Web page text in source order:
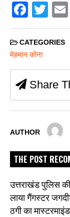
F
a
c
e
b
o
o
T
wi
tt
CATEGORIES
मेहमान कोना
Share
AUTHOR
THE POST
उत्तराखंड पुलिस
लाया गैंगस्टर
ठगी का मास्टरमाइंड